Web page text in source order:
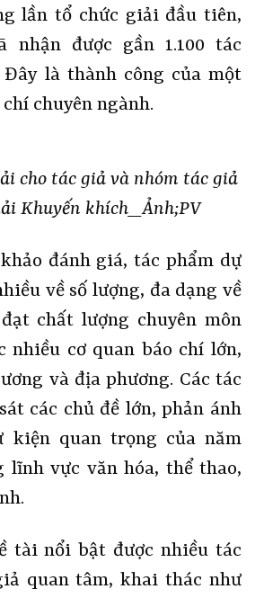
lần tổ chức giải đầu tiên,
nhận được gần 1.100 tác
là thành công của một
chuyên ngành.
cho tác giả và nhóm tác giả
Khuyến khích_Ảnh;PV
đánh giá, tác phẩm dự
về số lượng, đa dạng về
chất lượng chuyên môn
nhiều cơ quan báo chí lớn,
và địa phương. Các tác
các chủ đề lớn, phản ánh
kiện quan trọng của năm
lĩnh vực văn hóa, thể thao,
tài nổi bật được nhiều tác
quan tâm, khai thác như